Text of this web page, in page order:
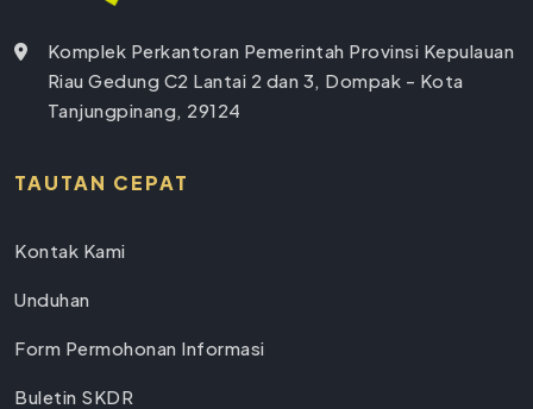
Komplek Perkantoran Pemerintah Provinsi Kepulauan
Riau Gedung C2 Lantai 2 dan 3, Dompak - Kota
Tanjungpinang, 29124
TAUTAN CEPAT
Kontak Kami
Unduhan
Form Permohonan Informasi
Buletin SKDR